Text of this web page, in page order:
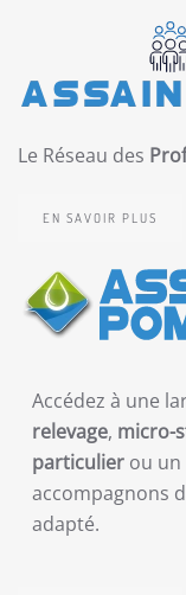
Le Réseau des
EN SAVOIR PLUS
Accédez à une
relevage, micro-
particulier ou un
accompagnons
adapté.